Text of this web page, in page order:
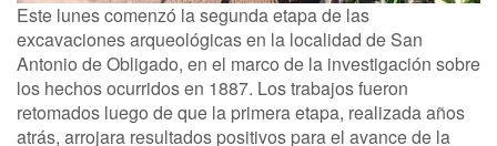
Este lunes comenzó la segunda etapa de las
excavaciones arqueológicas en la localidad de San
Antonio de Obligado, en el marco de la investigación sobre
los hechos ocurridos en 1887. Los trabajos fueron
retomados luego de que la primera etapa, realizada años
atrás, arrojara resultados positivos para el avance de la